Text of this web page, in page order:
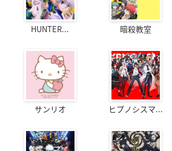
HUNTER... 暗殺教室
サンリオ ヒプノシスマ...